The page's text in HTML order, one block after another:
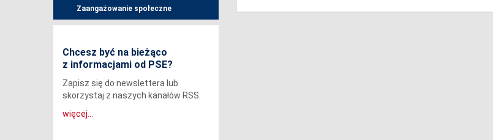
Zaangażowanie społeczne
Chcesz być na bieżąco
z informacjami od PSE?
Zapisz się do newslettera lub
skorzystaj z naszych kanałów RSS.
więcej...